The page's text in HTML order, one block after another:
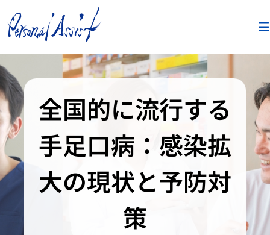
全国的に流行する
手足口病：感染拡
大の現状と予防対
策